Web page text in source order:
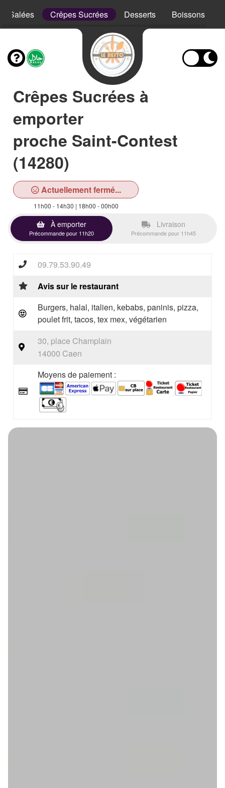
Salées Crêpes Sucrées Desserts Boissons
Crêpes Sucrées à
emporter
proche Saint-Contest
(14280)
Actuellement fermé...
11h00 - 14h30 | 18h00 - 00h00
À emporter
Précommande pour 11h20
Livraison
Précommande pour 11h45
09.79.53.90.49
Avis sur le restaurant
Burgers, halal, italien, kebabs, paninis, pizza,
poulet frit, tacos, tex mex, végétarien
30, place Champlain
14000 Caen
Moyens de paiement :